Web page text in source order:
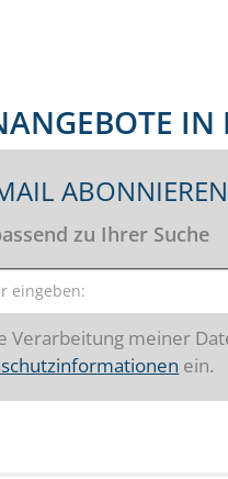
IN
ABONNIEREN
zu Ihrer Suche
Verarbeitung meiner
ein.